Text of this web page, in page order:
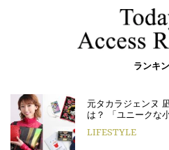
ランキ
元タカラジェンヌ
は？ 「ユニークな
LIFESTYLE